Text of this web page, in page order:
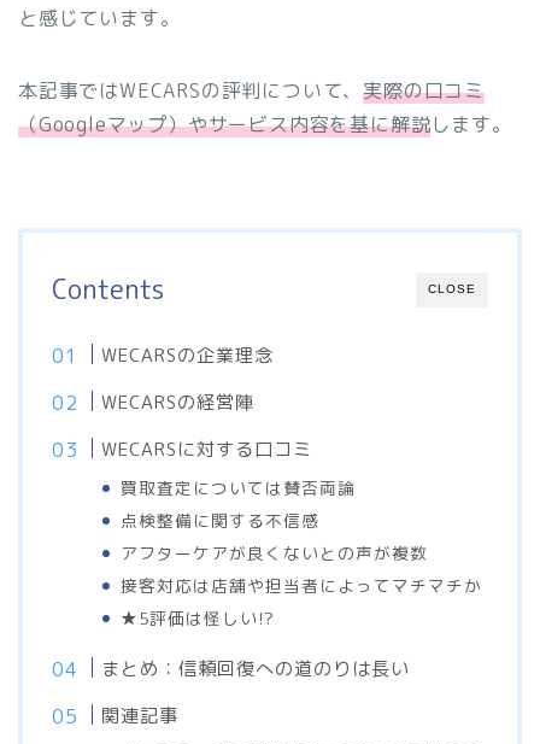
と感じています。
本記事ではWECARSの評判について、実際の口コミ
（Googleマップ）やサービス内容を基に解説します。
CLOSE
Contents
WECARSの企業理念
WECARSの経営陣
WECARSに対する口コミ
買取査定については賛否両論
点検整備に関する不信感
アフターケアが良くないとの声が複数
接客対応は店舗や担当者によってマチマチか
★5評価は怪しい!?
まとめ：信頼回復への道のりは長い
関連記事